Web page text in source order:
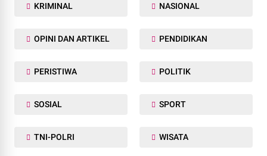
KRIMINAL NASIONAL
OPINI DAN ARTIKEL PENDIDIKAN
PERISTIWA POLITIK
SOSIAL SPORT
TNI-POLRI WISATA